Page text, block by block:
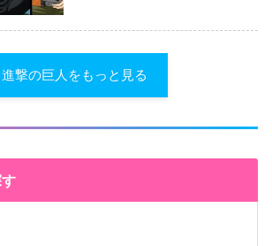
進撃の巨人をもっと見る